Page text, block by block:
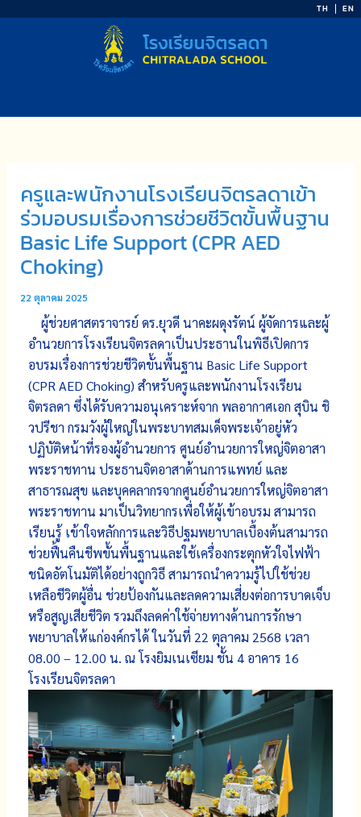
TH EN
ครูและพนักงานโรงเรียนจิตรลดาเข้า
ร่วมอบรมเรื่องการช่วยชีวิตขั้นพื้นฐาน
Basic Life Support (CPR AED
Choking)
22 ตุลาคม 2025
ผู้ช่วยศาสตราจารย์ ดร.ยุวดี นาคะผดุงรัตน์ ผู้จัดการและผู้
อำนวยการโรงเรียนจิตรลดาเป็นประธานในพิธีเปิดการ
อบรมเรื่องการช่วยชีวิตขั้นพื้นฐาน Basic Life Support
(CPR AED Choking) สำหรับครูและพนักงานโรงเรียน
จิตรลดา ซึ่งได้รับความอนุเคราะห์จาก พลอากาศเอก สุบิน ชิ
วปรีชา กรมวังผู้ใหญ่ในพระบาทสมเด็จพระเจ้าอยู่หัว
ปฏิบัติหน้าที่รองผู้อำนวยการ ศูนย์อำนวยการใหญ่จิตอาสา
พระราชทาน ประธานจิตอาสาด้านการแพทย์ และ
สาธารณสุข และบุคคลากรจากศูนย์อำนวยการใหญ่จิตอาสา
พระราชทาน มาเป็นวิทยากรเพื่อให้ผู้เข้าอบรม สามารถ
เรียนรู้ เข้าใจหลักการและวิธีปฐมพยาบาลเบื้องต้นสามารถ
ช่วยฟื้นคืนชีพขั้นพื้นฐานและใช้เครื่องกระตุกหัวใจไฟฟ้า
ชนิดอัตโนมัติได้อย่างถูกวิธี สามารถนำความรู้ไปใช้ช่วย
เหลือชีวิตผู้อื่น ช่วยป้องกันและลดความเสี่ยงต่อการบาดเจ็บ
หรือสูญเสียชีวิต รวมถึงลดค่าใช้จ่ายทางด้านการรักษา
พยาบาลให้แก่องค์กรได้ ในวันที่ 22 ตุลาคม 2568 เวลา
08.00 – 12.00 น. ณ โรงยิมเนเซียม ชั้น 4 อาคาร 16
โรงเรียนจิตรลดา